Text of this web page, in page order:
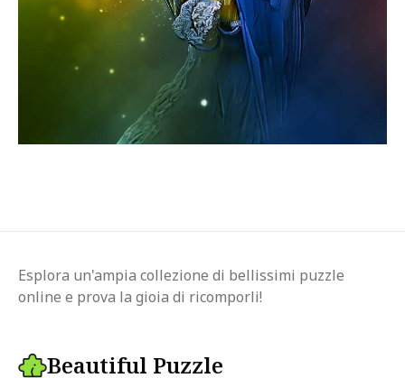
Esplora un'ampia collezione di bellissimi puzzle
online e prova la gioia di ricomporli!
Beautiful Puzzle